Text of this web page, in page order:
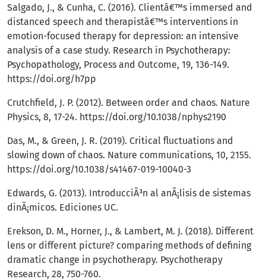
Salgado, J., & Cunha, C. (2016). Clientâ€™s immersed and
distanced speech and therapistâ€™s interventions in
emotion-focused therapy for depression: an intensive
analysis of a case study. Research in Psychotherapy:
Psychopathology, Process and Outcome, 19, 136-149.
https://doi.org/h7pp
Crutchfield, J. P. (2012). Between order and chaos. Nature
Physics, 8, 17-24. https://doi.org/10.1038/nphys2190
Das, M., & Green, J. R. (2019). Critical fluctuations and
slowing down of chaos. Nature communications, 10, 2155.
https://doi.org/10.1038/s41467-019-10040-3
Edwards, G. (2013). IntroducciÃ³n al anÃ¡lisis de sistemas
dinÃ¡micos. Ediciones UC.
Erekson, D. M., Horner, J., & Lambert, M. J. (2018). Different
lens or different picture? comparing methods of defining
dramatic change in psychotherapy. Psychotherapy
Research, 28, 750-760.